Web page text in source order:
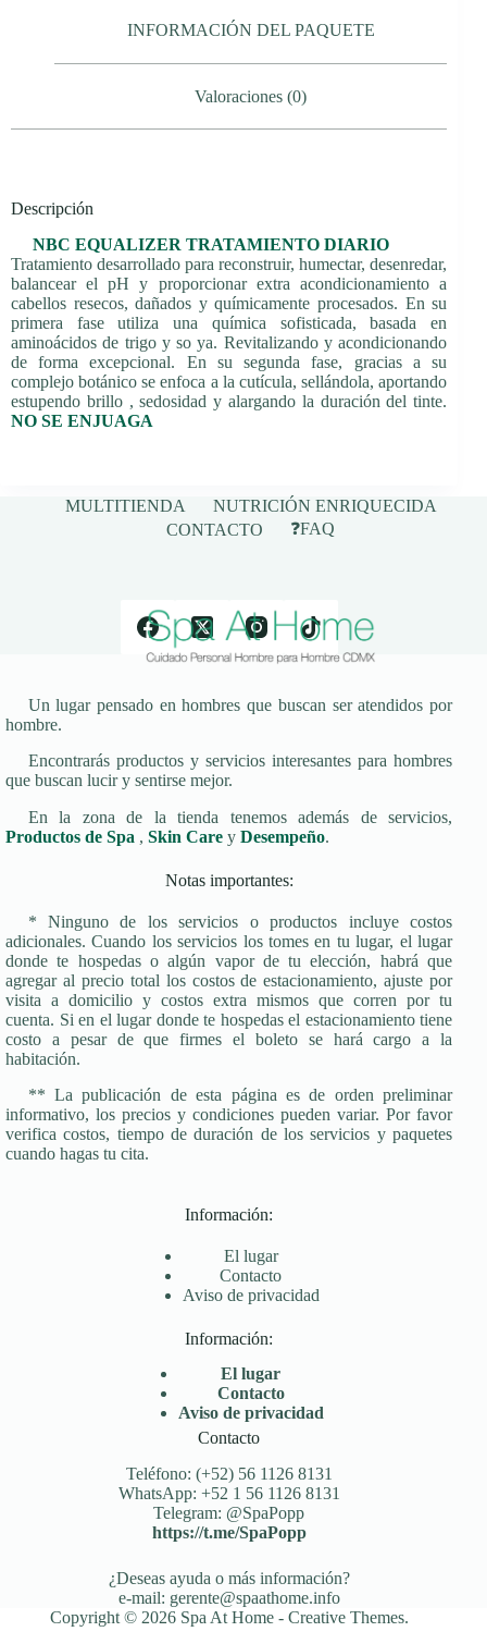
INFORMACIÓN DEL PAQUETE
Valoraciones (0)
Descripción
NBC EQUALIZER TRATAMIENTO DIARIO
Tratamiento desarrollado para reconstruir, humectar, desenredar,
balancear el pH y proporcionar extra acondicionamiento a
cabellos resecos, dañados y químicamente procesados. En su
primera fase utiliza una química sofisticada, basada en
aminoácidos de trigo y so ya. Revitalizando y acondicionando
de forma excepcional. En su segunda fase, gracias a su
complejo botánico se enfoca a la cutícula, sellándola, aportando
estupendo brillo , sedosidad y alargando la duración del tinte.
NO SE ENJUAGA
MULTITIENDA
NUTRICIÓN ENRIQUECIDA
CONTACTO
❓FAQ
Un lugar pensado en hombres que buscan ser atendidos por
hombre.
Encontrarás productos y servicios interesantes para hombres
que buscan lucir y sentirse mejor.
En la zona de la tienda tenemos además de servicios,
Productos de Spa , Skin Care y Desempeño.
Notas importantes:
* Ninguno de los servicios o productos incluye costos
adicionales. Cuando los servicios los tomes en tu lugar, el lugar
donde te hospedas o algún vapor de tu elección, habrá que
agregar al precio total los costos de estacionamiento, ajuste por
visita a domicilio y costos extra mismos que corren por tu
cuenta. Si en el lugar donde te hospedas el estacionamiento tiene
costo a pesar de que firmes el boleto se hará cargo a la
habitación.
** La publicación de esta página es de orden preliminar
informativo, los precios y condiciones pueden variar. Por favor
verifica costos, tiempo de duración de los servicios y paquetes
cuando hagas tu cita.
Información:
El lugar
Contacto
Aviso de privacidad
Información:
El lugar
Contacto
Aviso de privacidad
Contacto
Teléfono: (+52) 56 1126 8131
WhatsApp: +52 1 56 1126 8131
Telegram: @SpaPopp
https://t.me/SpaPopp
¿Deseas ayuda o más información?
e-mail: gerente@spaathome.info
Copyright © 2026 Spa At Home - Creative Themes.